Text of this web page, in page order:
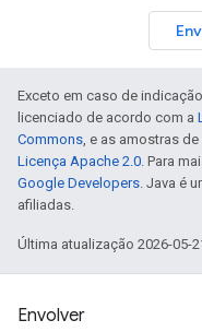
Exceto em caso de
licenciado de acordo com a
Commons, e as amostras
Licença Apache 2.0. Para
Google Developers. Java é
afiliadas.
Última atualização 2026-05-
Envolver